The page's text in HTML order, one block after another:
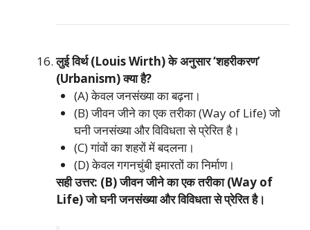
लुई विर्थ (Louis Wirth) के अनुसार ‘शहरीकरण’
(Urbanism) क्या है?
(A) केवल जनसंख्या का बढ़ना।
(B) जीवन जीने का एक तरीका (Way of Life) जो
घनी जनसंख्या और विविधता से प्रेरित है।
(C) गांवों का शहरों में बदलना।
(D) केवल गगनचुंबी इमारतों का निर्माण।
सही उत्तर: (B) जीवन जीने का एक तरीका (Way of
Life) जो घनी जनसंख्या और विविधता से प्रेरित है।